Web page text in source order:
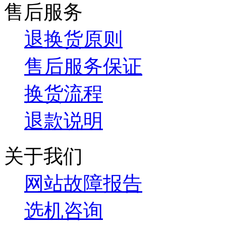
售后服务
退换货原则
售后服务保证
换货流程
退款说明
关于我们
网站故障报告
选机咨询